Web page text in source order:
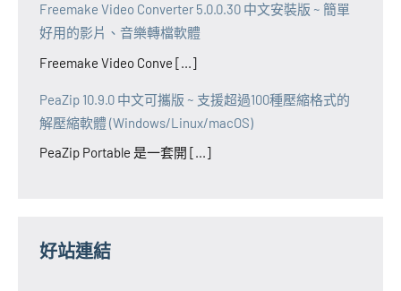
Freemake Video Converter 5.0.0.30 中文安裝版 ~ 簡單
好用的影片、音樂轉檔軟體
Freemake Video Conve [...]
PeaZip 10.9.0 中文可攜版 ~ 支援超過100種壓縮格式的
解壓縮軟體 (Windows/Linux/macOS)
PeaZip Portable 是一套開 [...]
好站連結